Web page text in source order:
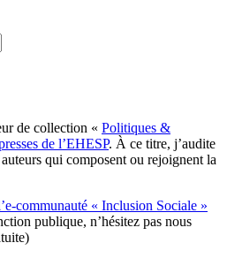
de collection « Politiques &
de l’EHESP. À ce titre, j’audite
qui composent ou rejoignent la
communauté « Inclusion Sociale »
publique, n’hésitez pas nous